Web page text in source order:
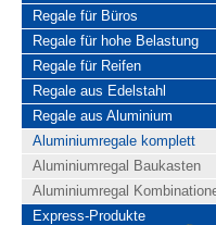
Regale für Büros
Regale für hohe Belastung
Regale für Reifen
Regale aus Edelstahl
Regale aus Aluminium
Aluminiumregale komplett
Aluminiumregal Baukasten
Aluminiumregal
Express-Produkte